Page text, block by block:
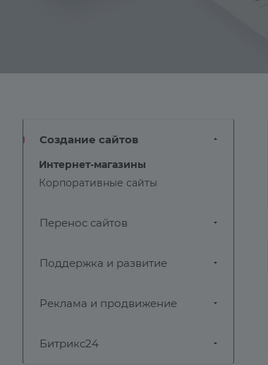
Создание сайтов
Интернет-магазины
Корпоративные сайты
Перенос сайтов
Поддержка и развитие
Реклама и продвижение
Битрикс24